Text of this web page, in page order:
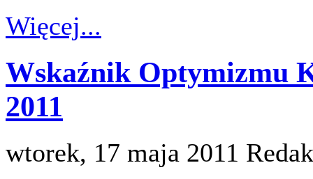
Więcej...
Wskaźnik Optymizmu
2011
wtorek, 17 maja 2011